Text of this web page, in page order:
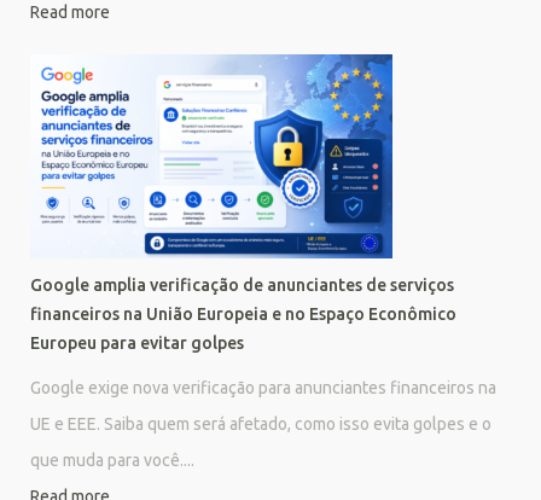
Read more
Google amplia verificação de anunciantes de serviços
financeiros na União Europeia e no Espaço Econômico
Europeu para evitar golpes
Google exige nova verificação para anunciantes financeiros na
UE e EEE. Saiba quem será afetado, como isso evita golpes e o
que muda para você....
Read more